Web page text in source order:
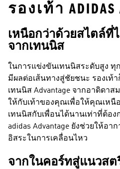
รองเท้า ADIDAS
เหนือกว่าด้วยสไตล์ที่
จากเทนนิส
ในการแข่งขันเทนนิสระดับสูง ทุ
มีผลต่อเส้นทางสู่ชัยชนะ รองเท้
เทนนิส Advantage จากอาดิดา
ให้กับเท้าของคุณเพื่อให้คุณเหนื
เทนนิสกับเพื่อนได้นานเท่าที่ต้อง
adidas Advantage ยังช่วยให้อ
อิสระในการเคลื่อนไหว
จากในคอร์ทสู่แนวสต